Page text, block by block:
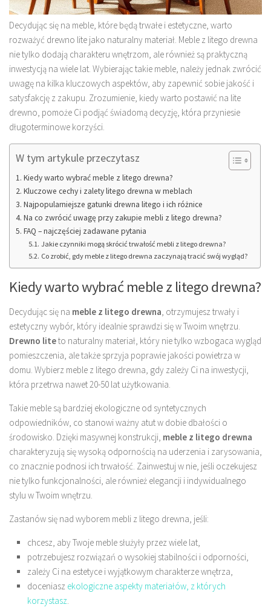
Decydując się na meble, które będą trwałe i estetyczne, warto
rozważyć drewno lite jako naturalny materiał. Meble z litego drewna
nie tylko dodają charakteru wnętrzom, ale również są praktyczną
inwestycją na wiele lat. Wybierając takie meble, należy jednak zwrócić
uwagę na kilka kluczowych aspektów, aby zapewnić sobie jakość i
satysfakcję z zakupu. Zrozumienie, kiedy warto postawić na lite
drewno, pomoże Ci podjąć świadomą decyzję, która przyniesie
długoterminowe korzyści.
W tym artykule przeczytasz
Kiedy warto wybrać meble z litego drewna?
Kluczowe cechy i zalety litego drewna w meblach
Najpopularniejsze gatunki drewna litego i ich różnice
Na co zwrócić uwagę przy zakupie mebli z litego drewna?
FAQ – najczęściej zadawane pytania
Jakie czynniki mogą skrócić trwałość mebli z litego drewna?
Co zrobić, gdy meble z litego drewna zaczynają tracić swój wygląd?
Kiedy warto wybrać meble z litego drewna?
Decydując się na meble z litego drewna , otrzymujesz trwały i
estetyczny wybór, który idealnie sprawdzi się w Twoim wnętrzu.
Drewno liteto naturalny materiał, który nie tylko wzbogaca wygląd
pomieszczenia, ale także sprzyja poprawie jakości powietrza w
domu. Wybierz meble z litego drewna, gdy zależy Ci na inwestycji,
która przetrwa nawet 20-50 lat użytkowania.
Takie meble są bardziej ekologiczne od syntetycznych
odpowiedników, co stanowi ważny atut w dobie dbałości o
środowisko. Dzięki masywnej konstrukcji, meble z litego drewna
charakteryzują się wysoką odpornością na uderzenia i zarysowania,
co znacznie podnosi ich trwałość. Zainwestuj w nie, jeśli oczekujesz
nie tylko funkcjonalności, ale również elegancji i indywidualnego
stylu w Twoim wnętrzu.
Zastanów się nad wyborem mebli z litego drewna, jeśli:
chcesz, aby Twoje meble służyły przez wiele lat,
potrzebujesz rozwiązań o wysokiej stabilności i odporności,
zależy Ci na estetyce i wyjątkowym charakterze wnętrza,
doceniasz ekologiczne aspekty materiałów, z których
korzystasz